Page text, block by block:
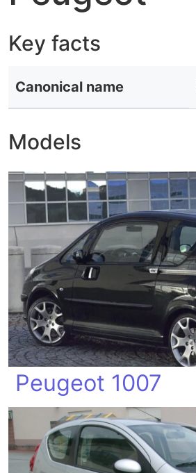
Key facts
Canonical name
Models
Peugeot 1007